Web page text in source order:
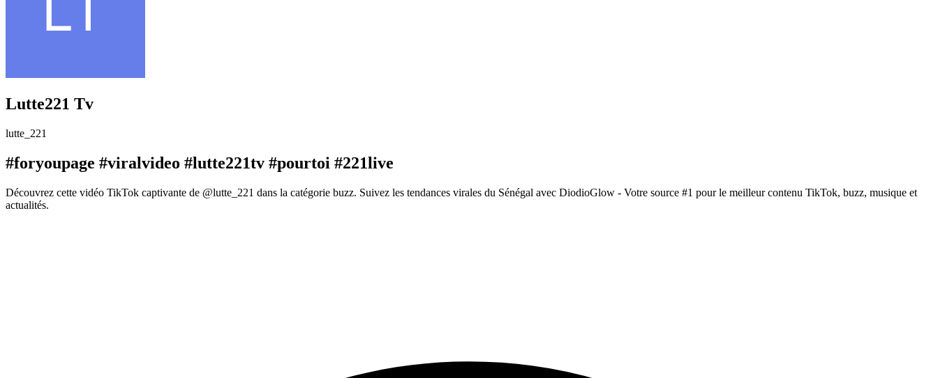
Lutte221 Tv
lutte_221
#foryoupage #viralvideo #lutte221tv #pourtoi #221live
Découvrez cette vidéo TikTok captivante de @lutte_221 dans la catégorie buzz. Suivez les tendances virales du Sénégal avec DiodioGlow - Votre source #1 pour le meilleur contenu TikTok, buzz, musique et
actualités.